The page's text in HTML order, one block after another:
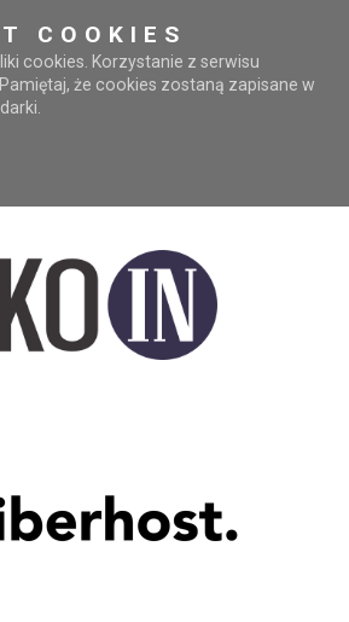
COOKIES
cookies. Korzystanie z serwisu
że cookies zostaną zapisane w